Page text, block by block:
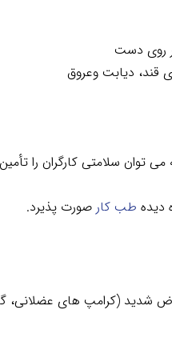
روی دست
قند، دیابت وعروق
می توان سلامتی کارگران را
دیده طب کار صورت پذیرد.
شدید (کرامپ های عضلانی،